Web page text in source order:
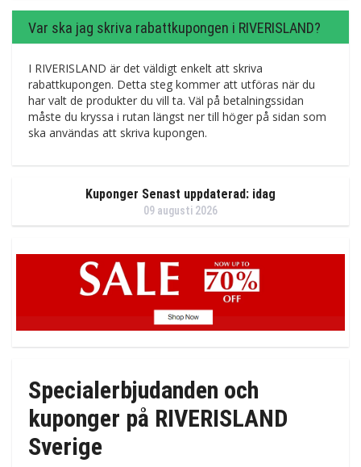
Var ska jag skriva rabattkupongen i RIVERISLAND?
I RIVERISLAND är det väldigt enkelt att skriva
rabattkupongen. Detta steg kommer att utföras när du
har valt de produkter du vill ta. Väl på betalningssidan
måste du kryssa i rutan längst ner till höger på sidan som
ska användas att skriva kupongen.
Kuponger Senast uppdaterad: idag
09 augusti 2026
Specialerbjudanden och
kuponger på RIVERISLAND
Sverige